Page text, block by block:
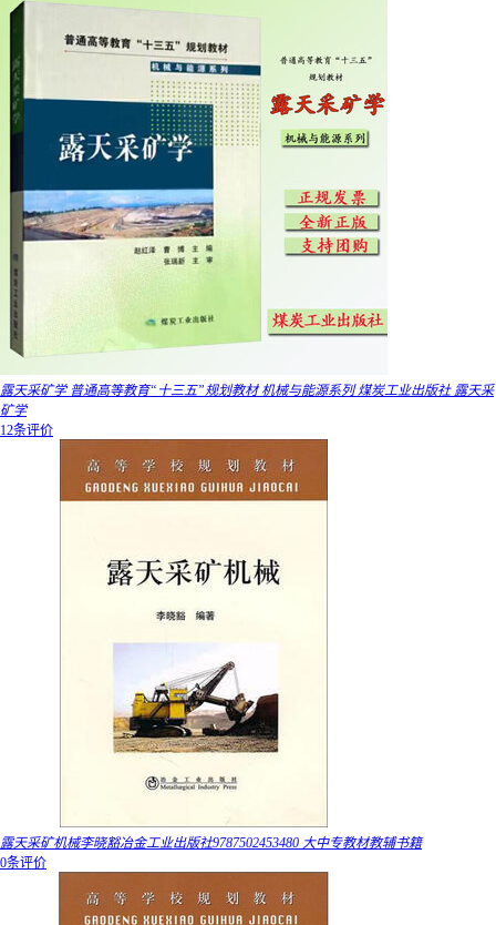
露天采矿学 普通高等教育“十三五”规划教材 机械与能源系列 煤炭工业出版社 露天采
矿学
12条评价
露天采矿机械李晓豁冶金工业出版社9787502453480 大中专教材教辅书籍
0条评价